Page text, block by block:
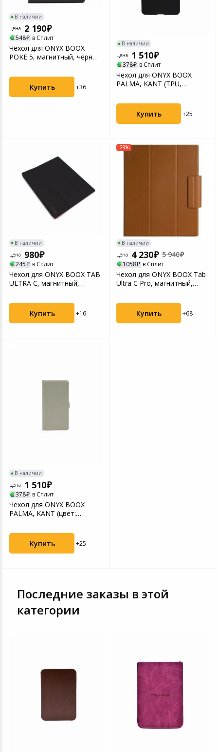
В наличии
Цена
2 190
548 в Сплит
Чехол для ONYX BOOX
POKE 5, магнитный, чёрный
Купить +36
В наличии
Цена
1 510
378 в Сплит
Чехол для ONYX BOOX
PALMA, KANT (TPU,
Купить +25
В наличии
Цена
980
245 в Сплит
Чехол для ONYX BOOX TAB
ULTRA C, магнитный,
Купить +16
-29%
В наличии
Цена
4 230 5 940
1058 в Сплит
Чехол для ONYX BOOX Tab
Ultra C Pro, магнитный,
Купить +68
В наличии
Цена
1 510
378 в Сплит
Чехол для ONYX BOOX
PALMA, KANT (цвет:
Купить +25
Последние заказы в этой
категории